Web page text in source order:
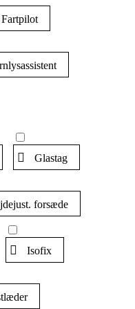
Fartpilot
Glastag
forsæde
Isofix